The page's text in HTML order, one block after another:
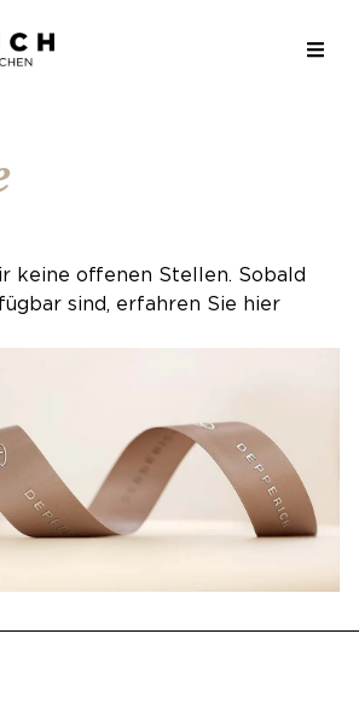
keine offenen Stellen. Sobald
sind, erfahren Sie hier